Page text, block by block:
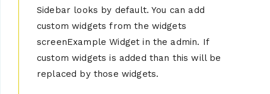
Sidebar looks by default. You can add
custom widgets from the widgets
screenExample Widget in the admin. If
custom widgets is added than this will be
replaced by those widgets.